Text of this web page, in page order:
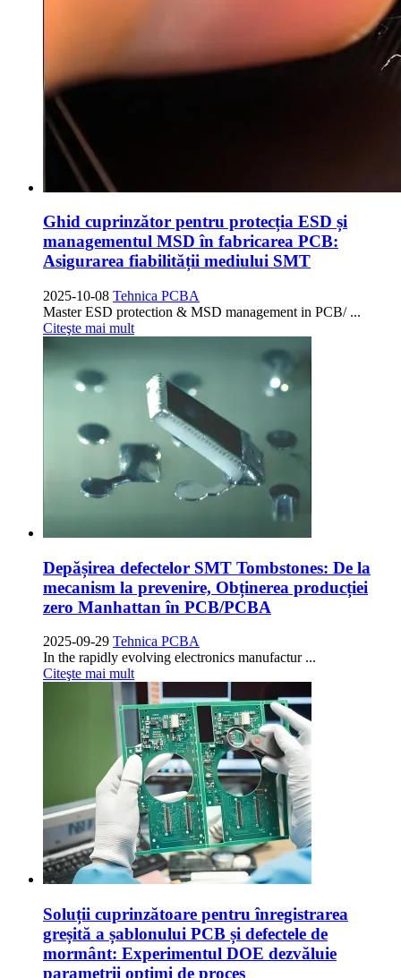
Ghid cuprinzător pentru protecția ESD și
managementul MSD în fabricarea PCB:
Asigurarea fiabilității mediului SMT
2025-10-08 Tehnica PCBA
Master ESD protection & MSD management in PCB/...
Citeşte mai mult
Depășirea defectelor SMT Tombstones: De la
mecanism la prevenire, Obținerea producției
zero Manhattan în PCB/PCBA
2025-09-29 Tehnica PCBA
In the rapidly evolving electronics manufactur...
Citeşte mai mult
Soluții cuprinzătoare pentru înregistrarea
greșită a șablonului PCB și defectele de
mormânt: Experimentul DOE dezvăluie
parametrii optimi de proces